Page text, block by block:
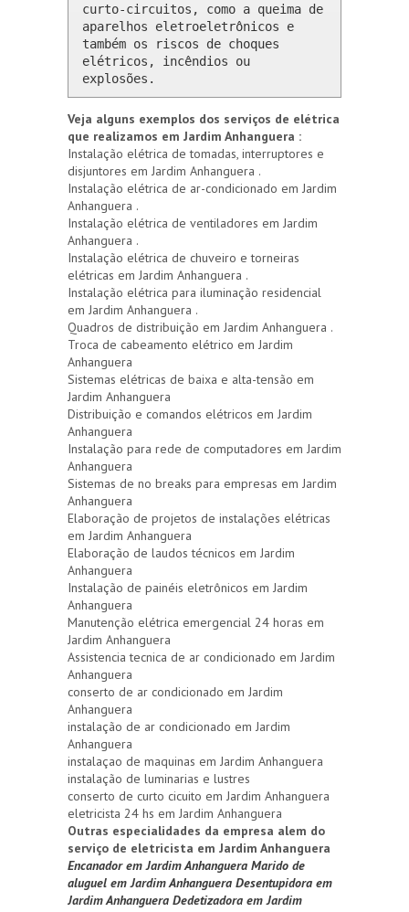
curto-circuitos, como a queima de
aparelhos eletroeletrônicos e
também os riscos de choques
elétricos, incêndios ou
explosões.
Veja alguns exemplos dos serviços de elétrica
que realizamos em Jardim Anhanguera :
Instalação elétrica de tomadas, interruptores e
disjuntores em Jardim Anhanguera .
Instalação elétrica de ar-condicionado em Jardim
Anhanguera .
Instalação elétrica de ventiladores em Jardim
Anhanguera .
Instalação elétrica de chuveiro e torneiras
elétricas em Jardim Anhanguera .
Instalação elétrica para iluminação residencial
em Jardim Anhanguera .
Quadros de distribuição em Jardim Anhanguera .
Troca de cabeamento elétrico em Jardim
Anhanguera
Sistemas elétricas de baixa e alta-tensão em
Jardim Anhanguera
Distribuição e comandos elétricos em Jardim
Anhanguera
Instalação para rede de computadores em Jardim
Anhanguera
Sistemas de no breaks para empresas em Jardim
Anhanguera
Elaboração de projetos de instalações elétricas
em Jardim Anhanguera
Elaboração de laudos técnicos em Jardim
Anhanguera
Instalação de painéis eletrônicos em Jardim
Anhanguera
Manutenção elétrica emergencial 24 horas em
Jardim Anhanguera
Assistencia tecnica de ar condicionado em Jardim
Anhanguera
conserto de ar condicionado em Jardim
Anhanguera
instalação de ar condicionado em Jardim
Anhanguera
instalaçao de maquinas em Jardim Anhanguera
instalação de luminarias e lustres
conserto de curto cicuito em Jardim Anhanguera
eletricista 24 hs em Jardim Anhanguera
Outras especialidades da empresa alem do
serviço de eletricista em Jardim Anhanguera
Encanador em Jardim Anhanguera Marido de
aluguel em Jardim Anhanguera Desentupidora em
Jardim Anhanguera Dedetizadora em Jardim